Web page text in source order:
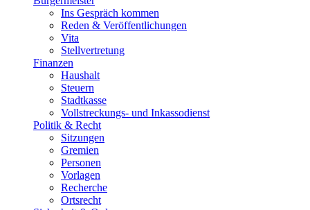
Ins Gespräch kommen
Reden & Veröffentlichungen
Vita
Stellvertretung
Finanzen
Haushalt
Steuern
Stadtkasse
Vollstreckungs- und Inkassodienst
Politik & Recht
Sitzungen
Gremien
Personen
Vorlagen
Recherche
Ortsrecht